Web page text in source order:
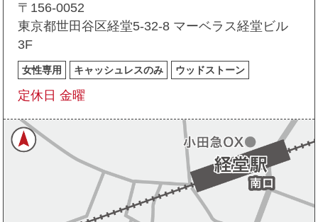
〒156-0052
東京都世田谷区経堂5-32-8 マーベラス経堂ビル
3F
女性専用 キャッシュレスのみ ウッドストーン
定休日 金曜